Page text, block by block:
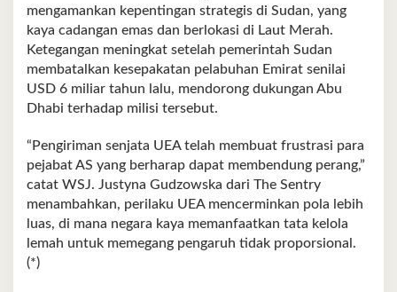
mengamankan kepentingan strategis di Sudan, yang
kaya cadangan emas dan berlokasi di Laut Merah.
Ketegangan meningkat setelah pemerintah Sudan
membatalkan kesepakatan pelabuhan Emirat senilai
USD 6 miliar tahun lalu, mendorong dukungan Abu
Dhabi terhadap milisi tersebut.
“Pengiriman senjata UEA telah membuat frustrasi para
pejabat AS yang berharap dapat membendung perang,”
catat WSJ. Justyna Gudzowska dari The Sentry
menambahkan, perilaku UEA mencerminkan pola lebih
luas, di mana negara kaya memanfaatkan tata kelola
lemah untuk memegang pengaruh tidak proporsional.
(*)